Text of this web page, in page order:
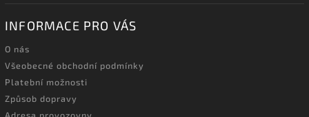
INFORMACE PRO VÁS
O nás
Všeobecné obchodní podmínky
Platební možnosti
Způsob dopravy